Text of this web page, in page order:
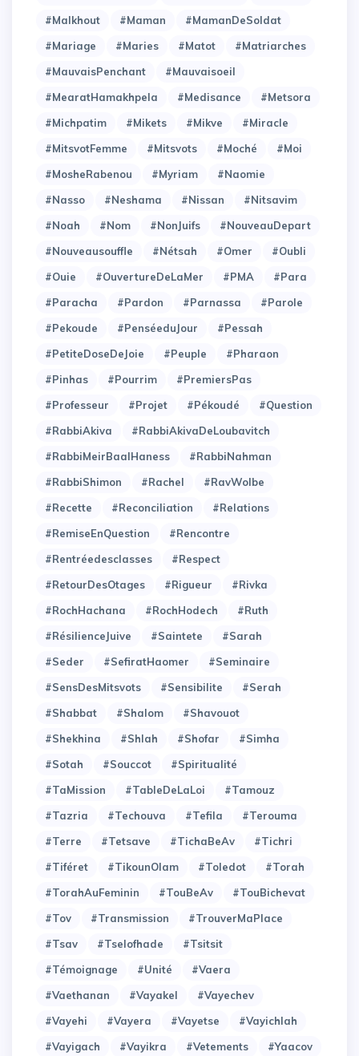
#Malkhout
#Maman
#MamanDeSoldat
#Mariage
#Maries #Matot
#Matriarches
#MauvaisPenchant
#Mauvaisoeil
#MearatHamakhpela
#Medisance
#Metsora
#Michpatim
#Mikets #Mikve
#Miracle
#MitsvotFemme
#Mitsvots #Moché
#Moi
#MosheRabenou
#Myriam
#Naomie
#Nasso
#Neshama #Nissan
#Nitsavim
#Noah
#Nom #NonJuifs
#NouveauDepart
#Nouveausouffle
#Nétsah #Omer
#Oubli
#Ouie
#OuvertureDeLaMer #PMA
#Para
#Paracha
#Pardon #Parnassa
#Parole
#Pekoude
#PenséeduJour
#Pessah
#PetiteDoseDeJoie
#Peuple
#Pharaon
#Pinhas
#Pourrim
#PremiersPas
#Professeur
#Projet #Pékoudé
#Question
#RabbiAkiva
#RabbiAkivaDeLoubavitch
#RabbiMeirBaalHaness
#RabbiNahman
#RabbiShimon
#Rachel
#RavWolbe
#Recette
#Reconciliation
#Relations
#RemiseEnQuestion
#Rencontre
#Rentréedesclasses
#Respect
#RetourDesOtages
#Rigueur
#Rivka
#RochHachana
#RochHodech
#Ruth
#RésilienceJuive
#Saintete
#Sarah
#Seder
#SefiratHaomer
#Seminaire
#SensDesMitsvots
#Sensibilite
#Serah
#Shabbat
#Shalom
#Shavouot
#Shekhina
#Shlah #Shofar
#Simha
#Sotah
#Souccot
#Spiritualité
#TaMission
#TableDeLaLoi
#Tamouz
#Tazria
#Techouva #Tefila
#Terouma
#Terre
#Tetsave #TichaBeAv
#Tichri
#Tiféret
#TikounOlam #Toledot
#Torah
#TorahAuFeminin
#TouBeAv
#TouBichevat
#Tov
#Transmission
#TrouverMaPlace
#Tsav
#Tselofhade
#Tsitsit
#Témoignage
#Unité
#Vaera
#Vaethanan
#Vayakel
#Vayechev
#Vayehi
#Vayera #Vayetse
#Vayichlah
#Vayigach
#Vayikra #Vetements
#Yaacov